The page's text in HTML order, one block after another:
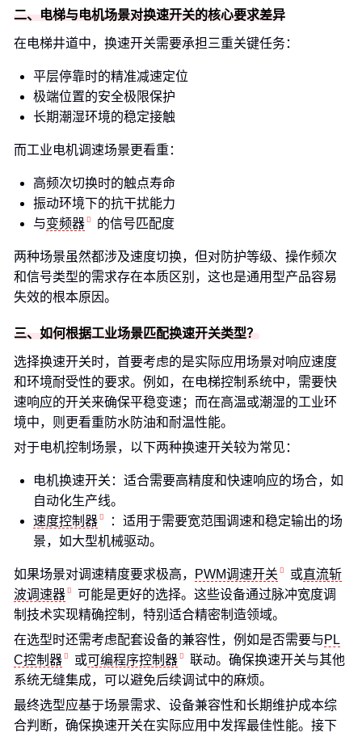
二、电梯与电机场景对换速开关的核心要求差异
在电梯井道中，换速开关需要承担三重关键任务：
平层停靠时的精准减速定位
极端位置的安全极限保护
长期潮湿环境的稳定接触
而工业电机调速场景更看重：
高频次切换时的触点寿命
振动环境下的抗干扰能力
与变频器 的信号匹配度
两种场景虽然都涉及速度切换，但对防护等级、操作频次
和信号类型的需求存在本质区别，这也是通用型产品容易
失效的根本原因。
三、如何根据工业场景匹配换速开关类型？
选择换速开关时，首要考虑的是实际应用场景对响应速度
和环境耐受性的要求。例如，在电梯控制系统中，需要快
速响应的开关来确保平稳变速；而在高温或潮湿的工业环
境中，则更看重防水防油和耐温性能。
对于电机控制场景，以下两种换速开关较为常见：
电机换速开关：适合需要高精度和快速响应的场合，如
自动化生产线。
速度控制器
：适用于需要宽范围调速和稳定输出的场
景，如大型机械驱动。
如果场景对调速精度要求极高， PWM调速开关 或直流斩
波调速器
可能是更好的选择。这些设备通过脉冲宽度调
制技术实现精确控制，特别适合精密制造领域。
在选型时还需考虑配套设备的兼容性，例如是否需要与PL
C控制器
或可编程序控制器
联动。确保换速开关与其他
系统无缝集成，可以避免后续调试中的麻烦。
最终选型应基于场景需求、设备兼容性和长期维护成本综
合判断，确保换速开关在实际应用中发挥最佳性能。接下